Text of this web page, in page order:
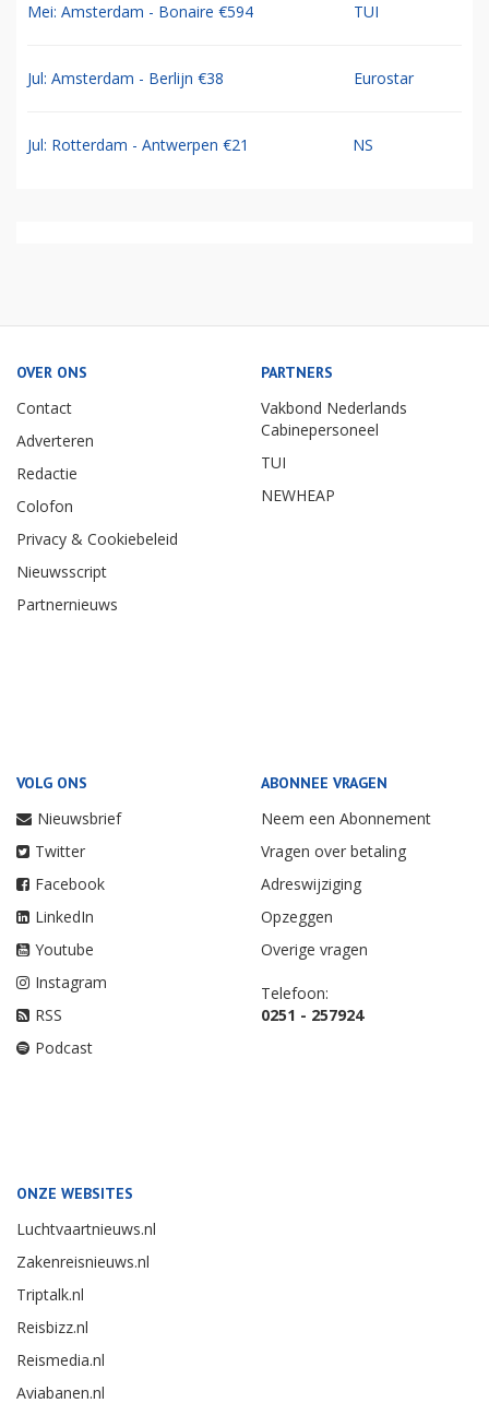
Mei: Amsterdam - Bonaire €594 TUI
Jul: Amsterdam - Berlijn €38 Eurostar
Jul: Rotterdam - Antwerpen €21 NS
OVER ONS
Contact
Adverteren
Redactie
Colofon
Privacy & Cookiebeleid
Nieuwsscript
Partnernieuws
PARTNERS
Vakbond Nederlands
Cabinepersoneel
TUI
NEWHEAP
VOLG ONS
Nieuwsbrief
Twitter
Facebook
LinkedIn
Youtube
Instagram
RSS
Podcast
ABONNEE VRAGEN
Neem een Abonnement
Vragen over betaling
Adreswijziging
Opzeggen
Overige vragen
Telefoon:
0251 - 257924
ONZE WEBSITES
Luchtvaartnieuws.nl
Zakenreisnieuws.nl
Triptalk.nl
Reisbizz.nl
Reismedia.nl
Aviabanen.nl